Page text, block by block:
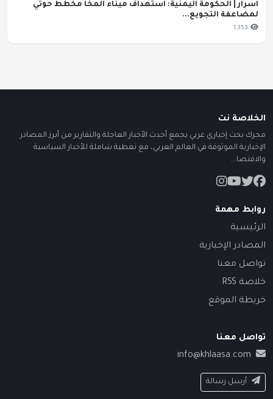
اسرار | الحكومة اليمنية: استهداف ميناء المخا مخطط حوثي
لمضاعفة التجويع...
1,353
الخلاصة نت
محرك بحث إخباري عربي يجمع أحدث الأخبار العاجلة والتقارير من أبرز المصادر
الإخبارية الموثوقة في العالم العربي، مع تغطية شاملة للأخبار السياسية
والاقتصا...
روابط مهمة
الرئيسية
المصادر الإخبارية
تواصل معنا
خلاصة RSS
خريطة الموقع
تواصل معنا
info@khlaasa.com
أرسل رسالة